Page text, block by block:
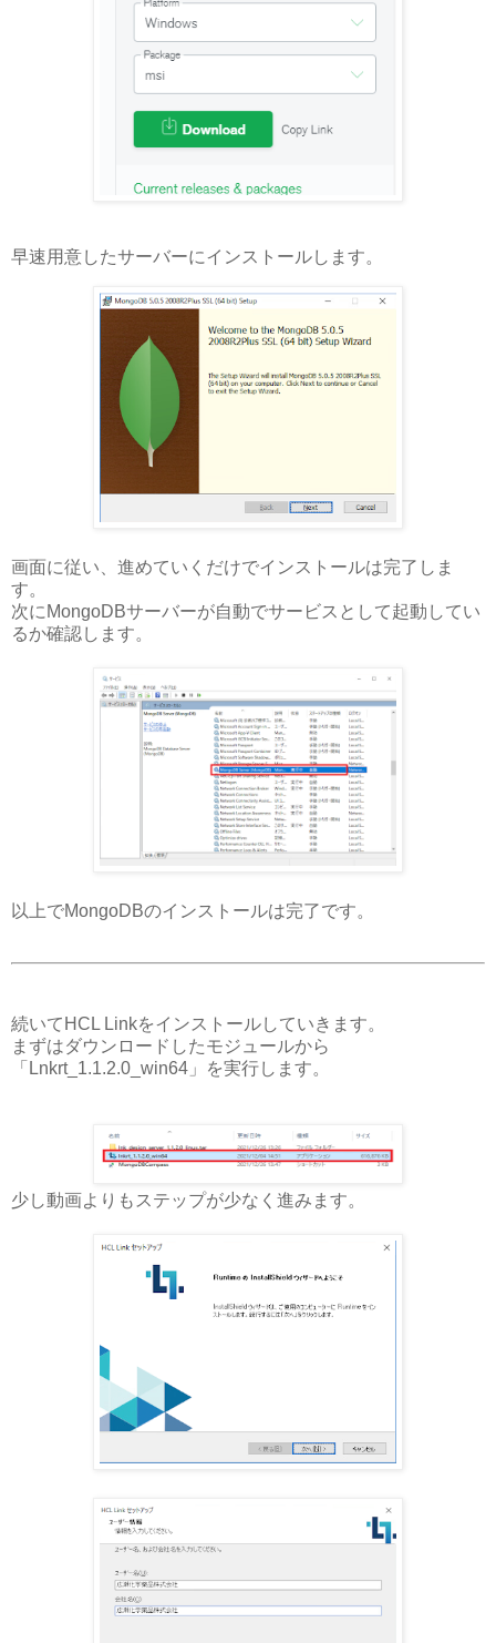
早速用意したサーバーにインストールします。
画面に従い、進めていくだけでインストールは完了しま
す。
次にMongoDBサーバーが自動でサービスとして起動してい
るか確認します。
以上でMongoDBのインストールは完了です。
続いてHCL Linkをインストールしていきます。
まずはダウンロードしたモジュールから
「Lnkrt_1.1.2.0_win64」を実行します。
少し動画よりもステップが少なく進みます。